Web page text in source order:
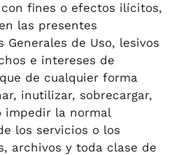
fines o efectos ilícitos,
las presentes
Generales de Uso, lesivos
e intereses de
de cualquier forma
inutilizar, sobrecargar,
impedir la normal
los servicios o los
archivos y toda clase de